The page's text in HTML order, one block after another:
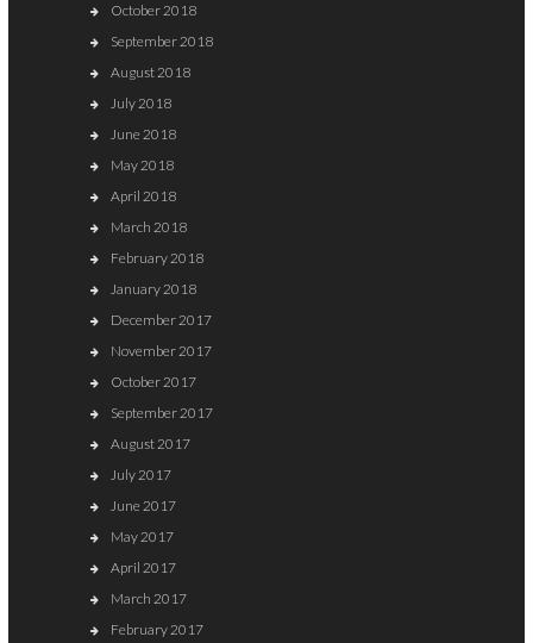
October 2018
September 2018
August 2018
July 2018
June 2018
May 2018
April 2018
March 2018
February 2018
January 2018
December 2017
November 2017
October 2017
September 2017
August 2017
July 2017
June 2017
May 2017
April 2017
March 2017
February 2017